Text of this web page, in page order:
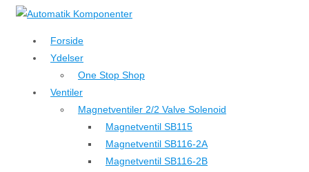
↓
hovedindhold
Forside
Ydelser
One Stop Shop
Ventiler
Magnetventiler 2/2 Valve Solenoid
Magnetventil SB115
Magnetventil SB116-2A
Magnetventil SB116-2B